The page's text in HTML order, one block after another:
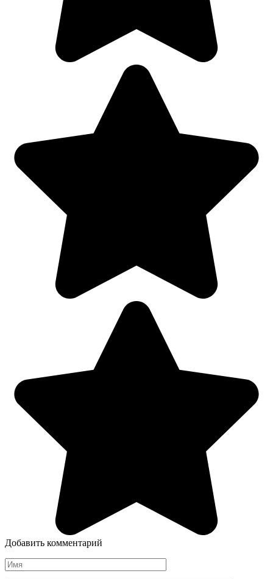
Добавить комментарий
Имя